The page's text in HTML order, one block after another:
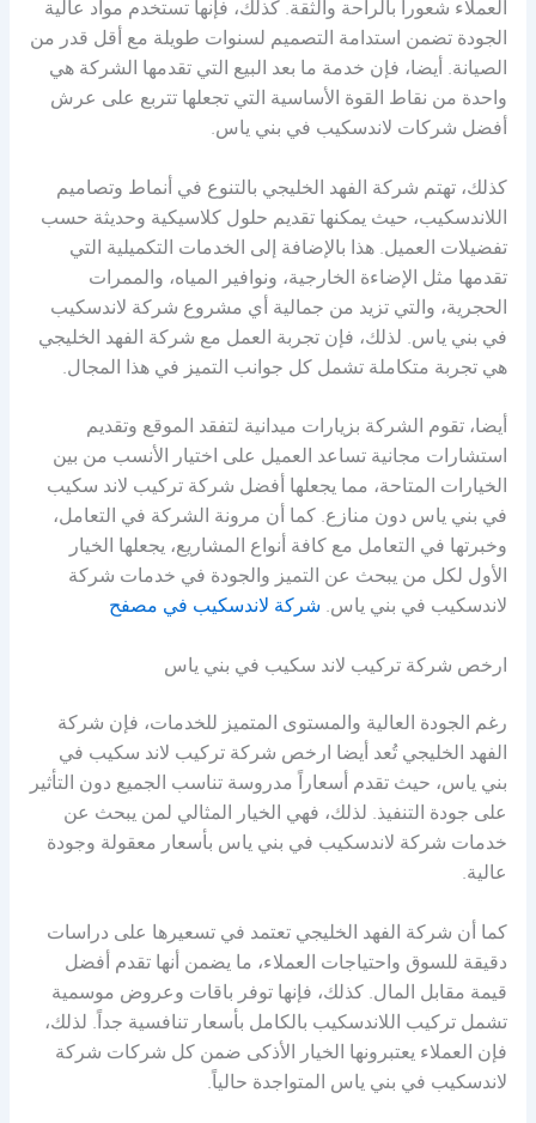
العملاء شعوراً بالراحة والثقة. كذلك، فإنها تستخدم مواد عالية
الجودة تضمن استدامة التصميم لسنوات طويلة مع أقل قدر من
الصيانة. أيضا، فإن خدمة ما بعد البيع التي تقدمها الشركة هي
واحدة من نقاط القوة الأساسية التي تجعلها تتربع على عرش
أفضل شركات لاندسكيب في بني ياس.
كذلك، تهتم شركة الفهد الخليجي بالتنوع في أنماط وتصاميم
اللاندسكيب، حيث يمكنها تقديم حلول كلاسيكية وحديثة حسب
تفضيلات العميل. هذا بالإضافة إلى الخدمات التكميلية التي
تقدمها مثل الإضاءة الخارجية، ونوافير المياه، والممرات
الحجرية، والتي تزيد من جمالية أي مشروع شركة لاندسكيب
في بني ياس. لذلك، فإن تجربة العمل مع شركة الفهد الخليجي
هي تجربة متكاملة تشمل كل جوانب التميز في هذا المجال.
أيضا، تقوم الشركة بزيارات ميدانية لتفقد الموقع وتقديم
استشارات مجانية تساعد العميل على اختيار الأنسب من بين
الخيارات المتاحة، مما يجعلها أفضل شركة تركيب لاند سكيب
في بني ياس دون منازع. كما أن مرونة الشركة في التعامل،
وخبرتها في التعامل مع كافة أنواع المشاريع، يجعلها الخيار
الأول لكل من يبحث عن التميز والجودة في خدمات شركة
لاندسكيب في بني ياس. شركة لاندسكيب في مصفح
ارخص شركة تركيب لاند سكيب في بني ياس
رغم الجودة العالية والمستوى المتميز للخدمات، فإن شركة
الفهد الخليجي تُعد أيضا ارخص شركة تركيب لاند سكيب في
بني ياس، حيث تقدم أسعاراً مدروسة تناسب الجميع دون التأثير
على جودة التنفيذ. لذلك، فهي الخيار المثالي لمن يبحث عن
خدمات شركة لاندسكيب في بني ياس بأسعار معقولة وجودة
عالية.
كما أن شركة الفهد الخليجي تعتمد في تسعيرها على دراسات
دقيقة للسوق واحتياجات العملاء، ما يضمن أنها تقدم أفضل
قيمة مقابل المال. كذلك، فإنها توفر باقات وعروض موسمية
تشمل تركيب اللاندسكيب بالكامل بأسعار تنافسية جداً. لذلك،
فإن العملاء يعتبرونها الخيار الأذكى ضمن كل شركات شركة
لاندسكيب في بني ياس المتواجدة حالياً.